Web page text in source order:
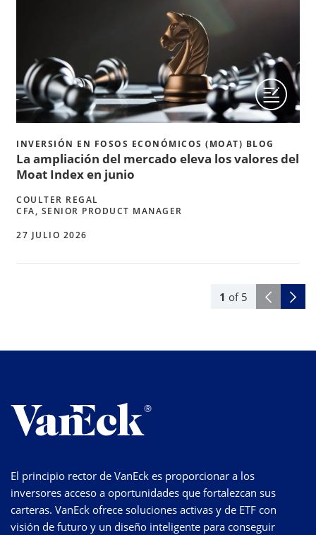
1 of 5
INVERSIÓN EN FOSOS ECONÓMICOS (MOAT) BLOG
La ampliación del mercado eleva los valores del
Moat Index en junio
COULTER REGAL
CFA, SENIOR PRODUCT MANAGER
27 JULIO 2026
El principio rector de VanEck es proporcionar a los
inversores acceso a oportunidades que fortalezcan sus
carteras. VanEck ofrece soluciones activas y de ETF con
visión de futuro y un diseño inteligente para conseguir